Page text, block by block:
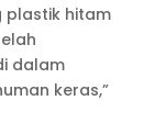
plastik hitam
dalam
keras,”